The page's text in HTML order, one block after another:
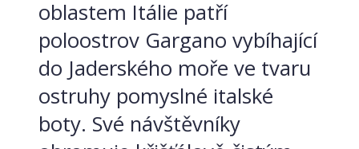
oblastem Itálie patří
poloostrov Gargano vybíhající
do Jaderského moře ve tvaru
ostruhy pomyslné italské
boty. Své návštěvníky